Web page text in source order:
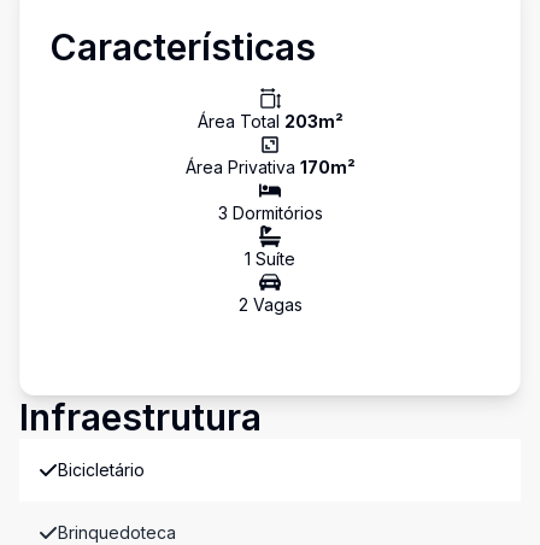
Características
Área Total 203m²
Área Privativa 170m²
3 Dormitórios
1 Suíte
2 Vagas
Infraestrutura
Bicicletário
Brinquedoteca